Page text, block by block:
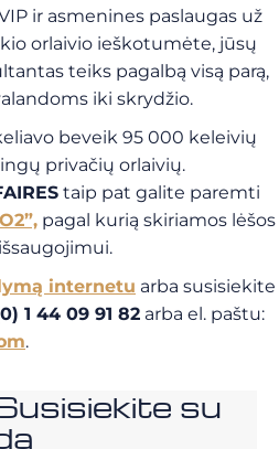
ir asmenines paslaugas už
orlaivio ieškotumėte, jūsų
teiks pagalbą visą parą,
iki skrydžio.
beveik 95 000 keleivių
privačių orlaivių.
taip pat galite paremti
pagal kurią skiriamos lėšos
internetu arba susisiekite
1 44 09 91 82 arba el. paštu:
.
su